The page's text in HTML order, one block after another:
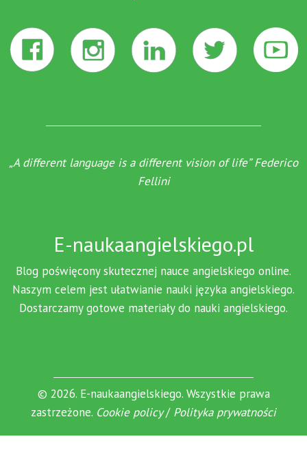
„A different language is a different vision of life” Federico
Fellini
E-naukaangielskiego.pl
Blog poświęcony skutecznej nauce angielskiego online.
Naszym celem jest ułatwianie nauki języka angielskiego.
Dostarczamy gotowe materiały do nauki angielskiego.
© 2026. E-naukaangielskiego. Wszystkie prawa
zastrzeżone. Cookie policy/Polityka prywatności